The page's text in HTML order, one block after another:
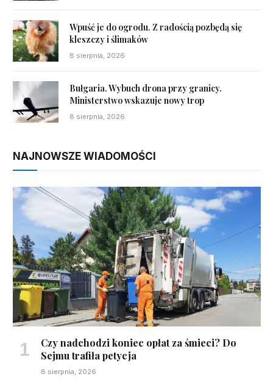
Wpuść je do ogrodu. Z radością pozbędą się
kleszczy i ślimaków
8 sierpnia, 2026
Bułgaria. Wybuch drona przy granicy.
Ministerstwo wskazuje nowy trop
8 sierpnia, 2026
NAJNOWSZE WIADOMOŚCI
Czy nadchodzi koniec opłat za śmieci? Do
Sejmu trafiła petycja
8 sierpnia, 2026